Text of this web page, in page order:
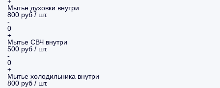
Мытье духовки внутри
800 руб / шт.
-
0
+
Мытье СВЧ внутри
500 руб / шт.
-
0
+
Мытье холодильника внутри
800 руб / шт.